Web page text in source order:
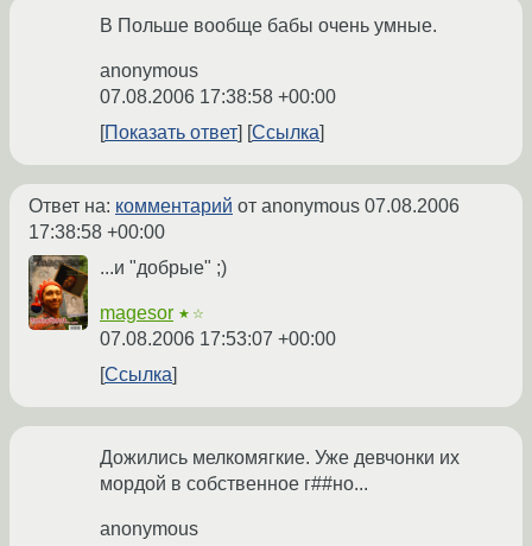
В Польше вообще бабы очень умные.
anonymous
07.08.2006 17:38:58 +00:00
Показать ответ
Ссылка
Ответ на: комментарий от anonymous 07.08.2006
17:38:58 +00:00
...и "добрые" ;)
magesor ★☆
07.08.2006 17:53:07 +00:00
Ссылка
Дожились мелкомягкие. Уже девчонки их
мордой в собственное г##но...
anonymous